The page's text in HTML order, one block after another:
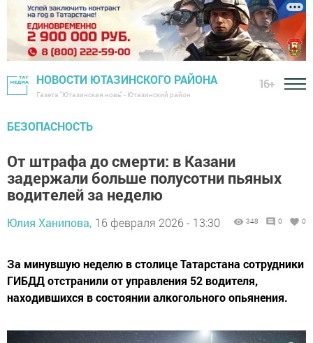
НОВОСТИ ЮТАЗИНСКОГО РАЙОНА
Газета "Ютазинская новь" - Ютазинский район
16+
БЕЗОПАСНОСТЬ
От штрафа до смерти: в Казани
задержали больше полусотни пьяных
водителей за неделю
Юлия Ханипова, 16 февраля 2026 - 13:30 348 0 0
За минувшую неделю в столице Татарстана сотрудники
ГИБДД отстранили от управления 52 водителя,
находившихся в состоянии алкогольного опьянения.